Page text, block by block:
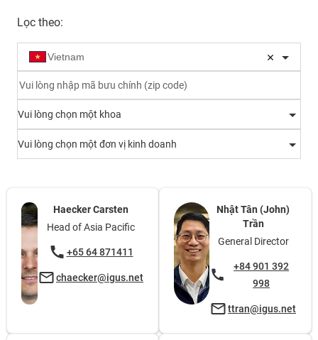
Lọc theo:
Vui lòng chọn một khoa
Vui lòng chọn một đơn vị kinh doanh
Haecker Carsten
Head of Asia Pacific
+65 64 871411
chaecker@igus.net
Nhật Tân (John)
Trần
General Director
+84 901 392
998
ttran@igus.net